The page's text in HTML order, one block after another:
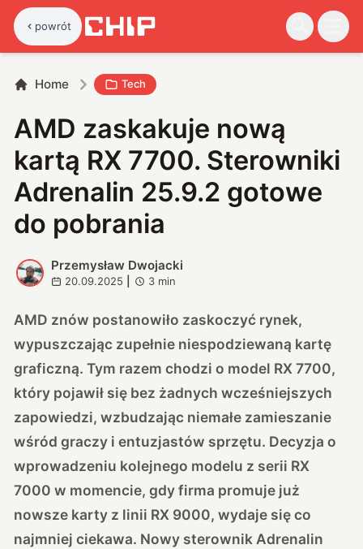
powrót
Home Tech
AMD zaskakuje nową
kartą RX 7700. Sterowniki
Adrenalin 25.9.2 gotowe
do pobrania
P
Przemysław Dwojacki
20.09.2025 3 min
AMD znów postanowiło zaskoczyć rynek,
wypuszczając zupełnie niespodziewaną kartę
graficzną. Tym razem chodzi o model RX 7700,
który pojawił się bez żadnych wcześniejszych
zapowiedzi, wzbudzając niemałe zamieszanie
wśród graczy i entuzjastów sprzętu. Decyzja o
wprowadzeniu kolejnego modelu z serii RX
7000 w momencie, gdy firma promuje już
nowsze karty z linii RX 9000, wydaje się co
najmniej ciekawa. Nowy sterownik Adrenalin